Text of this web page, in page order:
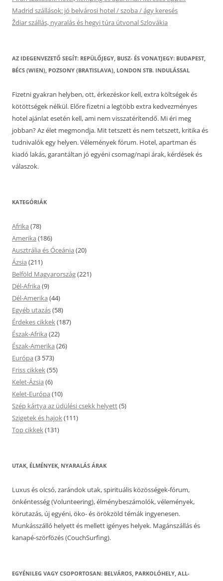
Madrid szállások: jó belvárosi hotel / szoba / ágy keresés
Ždiar szállás, nyaralás és hegyi túra útvonal Szlovákia
AZ IDEGENVEZETŐ SEGÍT: REPÜLŐJEGY, BUSZ- ÉS VONATJEGY: BUDAPEST,
BÉCS (WIEN), POZSONY (BRATISLAVA), LONDON STB. INDULÁSSAL
Fizetni gyakran helyben, ott, érkezéskor kell, extra költségek és
kötöttségek nélkül. Előre fizetni a legtöbb extra kedvezményes
hotel ajánlat esetén kell, ami nem visszatérítendő. Mi éri meg
jobban? Az élet megmondja. Mit tetszett és nem tetszett, kritika és
tudnivalók egy helyen. Vélemények fórum. Hotel, apartman és
kiadó lakás, garantáltan jó egyéni csomag/napi árak, kérdések és
válaszok.
KATEGÓRIÁK
Afrika (78)
Amerika (186)
Ausztrália és Óceánia (20)
Ázsia (211)
Belföld Magyarország(221)
Dél-Afrika (9)
Dél-Amerika (44)
Egyéb utazás(58)
Érdekes cikkek(187)
Észak-Afrika (22)
Észak-Amerika (26)
Európa (3 573)
Friss cikkek(55)
Kelet-Ázsia (6)
Kelet-Európa (10)
Szép kártya az üdülési csekk helyett(5)
Szigetek és hajok(111)
Top cikkek(131)
UTAK, ÉLMÉNYEK, NYARALÁS ÁRAK
Luxus és olcsó, zarándok utak, spirituális közösségek-fórum,
önkéntesség (Volunteering), élménybeszámolók, vélemények,
körutazás, új egyéni, öko- és örökzöld témák ingyenesen.
Munkásszálló helyett és mellett igényes helyek. Magánszállás és
kanapé-szörfözés (CouchSurfing).
EGYÉNILEG VAGY CSOPORTOSAN: BELVÁROS, PARKOLÓHELY, ALL-